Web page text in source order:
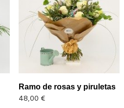
Ramo de rosas y piruletas
Precio
48,00 €